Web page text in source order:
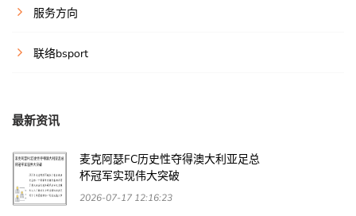
服务方向
联络bsport
最新资讯
麦克阿瑟FC历史性夺得澳大利亚足总
杯冠军实现伟大突破
2026-07-17 12:16:23